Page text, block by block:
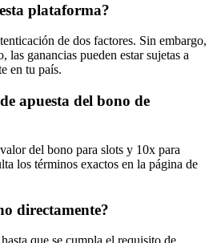
plataforma?
de dos factores. Sin embargo,
las ganancias pueden estar sujetas a
en tu país.
apuesta del bono de
del bono para slots y 10x para
los términos exactos en la página de
directamente?